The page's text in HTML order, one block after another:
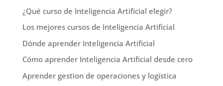
¿Qué curso de Inteligencia Artificial elegir?
Los mejores cursos de Inteligencia Artificial
Dónde aprender Inteligencia Artificial
Cómo aprender Inteligencia Artificial desde cero
Aprender gestion de operaciones y logística